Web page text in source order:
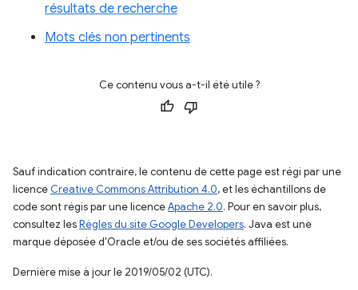
résultats de recherche
Mots clés non pertinents
Ce contenu vous a-t-il été utile ?
Sauf indication contraire, le contenu de cette page est régi par une
licence Creative Commons Attribution 4.0, et les échantillons de
code sont régis par une licenceApache 2.0. Pour en savoir plus,
consultez lesRègles du site Google Developers. Java est une
marque déposée d'Oracle et/ou de ses sociétés affiliées.
Dernière mise à jour le 2019/05/02 (UTC).